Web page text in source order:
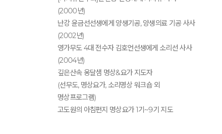
(2000년)
난강 윤금선선생에게 양생기공, 양생의료 기공 사사
(2002년)
영가무도 4대 전수자 김호언선생에게 소리선 사사
(2004년)
깊은산속 옹달샘 명상&요가 지도자
(선무도, 명상요가, 소리명상 워크숍 외
명상프로그램)
고도원의 아침편지 명상요가 1기~9기 지도